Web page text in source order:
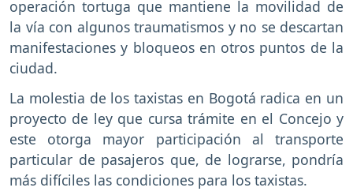
operación tortuga que mantiene la movilidad de
la vía con algunos traumatismos y no se descartan
manifestaciones y bloqueos en otros puntos de la
ciudad.
La molestia de los taxistas en Bogotá radica en un
proyecto de ley que cursa trámite en el Concejo y
este otorga mayor participación al transporte
particular de pasajeros que, de lograrse, pondría
más difíciles las condiciones para los taxistas.